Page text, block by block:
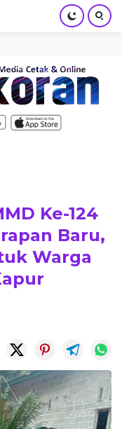
Ke-124
Baru,
Warga